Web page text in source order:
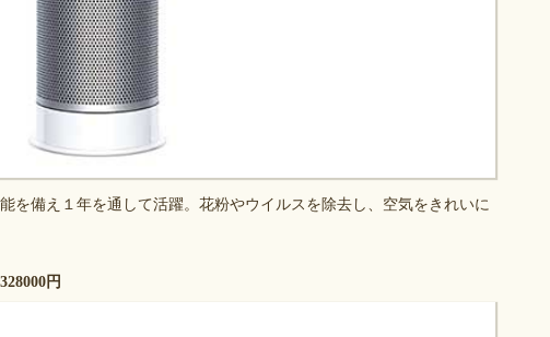
を備え１年を通して活躍。花粉やウイルスを除去し、空気をきれいに
円